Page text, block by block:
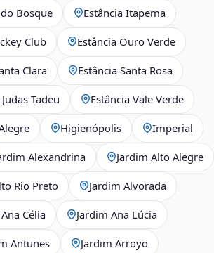
Bosque Estância Itapema
Club Estância Ouro Verde
Clara Estância Santa Rosa
Tadeu Estância Vale Verde
Higienópolis Imperial
Alexandrina Jardim Alto Alegre
Rio Preto Jardim Alvorada
Célia Jardim Ana Lúcia
Antunes Jardim Arroyo